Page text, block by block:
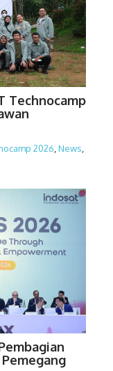
Technocamp
2026 News